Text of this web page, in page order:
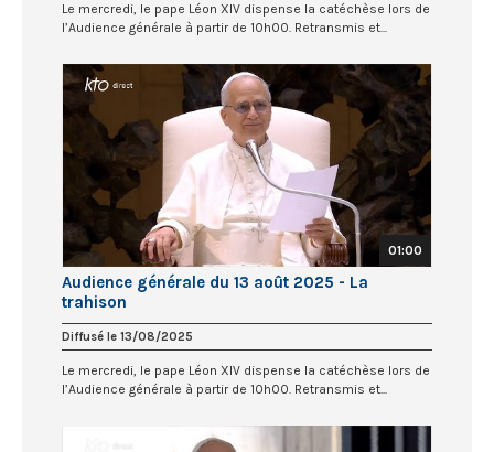
Le mercredi, le pape Léon XIV dispense la catéchèse lors de
l’Audience générale à partir de 10h00. Retransmis et...
01:00
Audience générale du 13 août 2025 - La
trahison
Diffusé le 13/08/2025
Le mercredi, le pape Léon XIV dispense la catéchèse lors de
l’Audience générale à partir de 10h00. Retransmis et...